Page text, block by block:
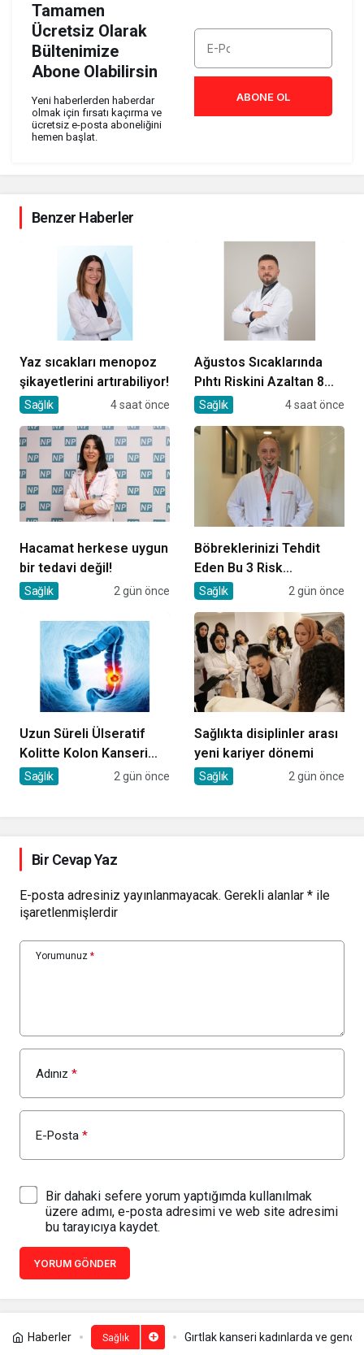
Tamamen
Ücretsiz Olarak
Bültenimize
Abone Olabilirsin
Yeni haberlerden haberdar
olmak için fırsatı kaçırma ve
ücretsiz e-posta aboneliğini
hemen başlat.
ABONE OL
Benzer Haberler
Yaz sıcakları menopoz
şikayetlerini artırabiliyor!
Sağlık 4 saat önce
Ağustos Sıcaklarında
Pıhtı Riskini Azaltan 8
Öneri
Sağlık 4 saat önce
Hacamat herkese uygun
bir tedavi değil!
Sağlık 2 gün önce
Böbreklerinizi Tehdit
Eden Bu 3 Risk
Faktörüne Dikkat!
Sağlık 2 gün önce
Uzun Süreli Ülseratif
Kolitte Kolon Kanseri
Riski Artıyor mu?
Sağlık 2 gün önce
Sağlıkta disiplinler arası
yeni kariyer dönemi
Sağlık 2 gün önce
Bir Cevap Yaz
E-posta adresiniz yayınlanmayacak. Gerekli alanlar * ile
işaretlenmişlerdir
Yorumunuz *
Adınız *
E-Posta *
Bir dahaki sefere yorum yaptığımda kullanılmak
üzere adımı, e-posta adresimi ve web site adresimi
bu tarayıcıya kaydet.
YORUM GÖNDER
Haberler Sağlık Gırtlak kanseri kadınlarda ve